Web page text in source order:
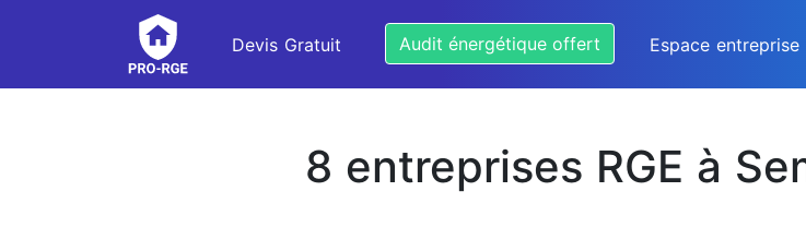
Devis Gratuit Audit énergétique offert Espace entreprise
8 entreprises RGE à